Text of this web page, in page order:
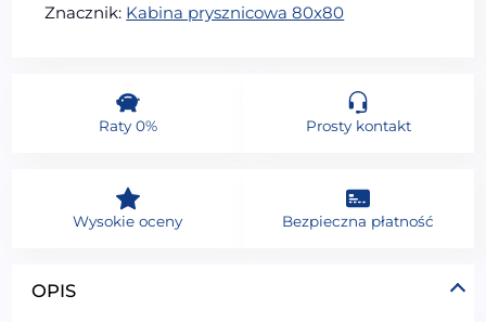
OPIS
Znacznik: Kabina prysznicowa 80x80
Raty 0% Prosty kontakt
Wysokie oceny Bezpieczna płatność